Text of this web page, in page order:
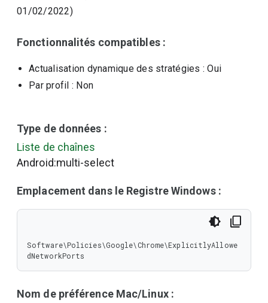
01/02/2022)
Fonctionnalités compatibles :
Actualisation dynamique des stratégies : Oui
Par profil : Non
Type de données :
Liste de chaînes
Android:multi-select
Emplacement dans le Registre Windows :
Software\Policies\Google\Chrome\ExplicitlyAllowe
dNetworkPorts
Nom de préférence Mac/Linux :